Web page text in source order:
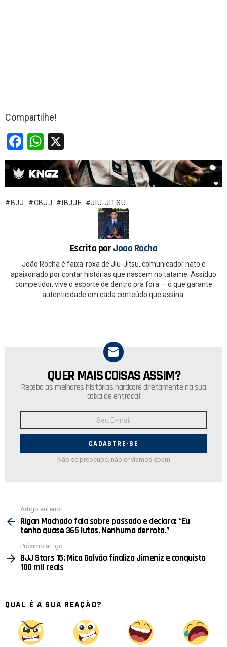
Compartilhe!
F
a
ce
b
o
W
h
at
s
A
BJJ CBJJ IBJJF JIU-JITSU
Escrito porJoao Rocha
João Rocha é faixa-roxa de Jiu-Jitsu, comunicador nato e
apaixonado por contar histórias que nascem no tatame. Assíduo
competidor, vive o esporte de dentro pra fora — o que garante
autenticidade em cada conteúdo que assina.
NEWSLETTER
QUER MAIS COISAS ASSIM?
Receba as melhores histórias hardcore diretamente na sua
caixa de entrada!
E-
Não se preocupe, não enviamos spam
mais
Artigo anterior
Rigan Machado fala sobre passado e declara: “Eu
tenho quase 365 lutas. Nenhuma derrota.”
Próximo artigo
BJJ Stars 15: Mica Galvão finaliza Jimeniz e conquista
100 mil reais
QUAL É A SUA REAÇÃO?